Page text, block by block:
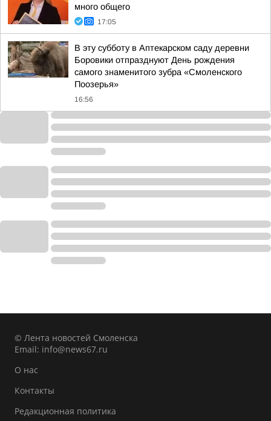
много общего
17:05
В эту субботу в Аптекарском саду деревни
Боровики отпразднуют День рождения
самого знаменитого зубра «Смоленского
Поозерья»
16:56
© Лента новостей Смоленска
Email: info@news67.ru
О нас
Контакты
Редакционная политика